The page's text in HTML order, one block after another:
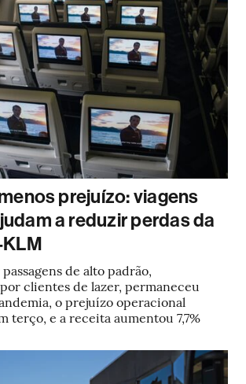
prejuízo: viagens
a reduzir perdas da
de alto padrão,
clientes de lazer, permaneceu
o prejuízo operacional
terço, e a receita aumentou 7,7%